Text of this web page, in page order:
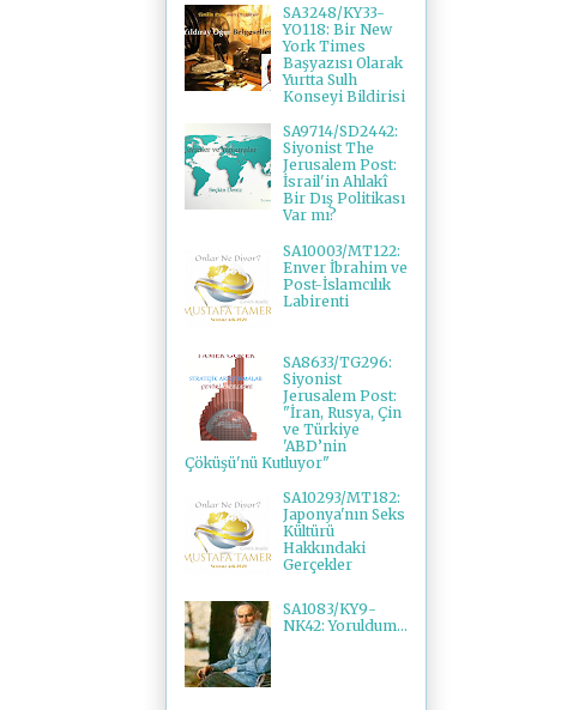
SA3248/KY33-
YO118: Bir New
York Times
Başyazısı Olarak
Yurtta Sulh
Konseyi Bildirisi
SA9714/SD2442:
Siyonist The
Jerusalem Post:
İsrail'in Ahlakî
Bir Dış Politikası
Var mı?
SA10003/MT122:
Enver İbrahim ve
Post-İslamcılık
Labirenti
SA8633/TG296:
Siyonist
Jerusalem Post:
"İran, Rusya, Çin
ve Türkiye
'ABD’nin
Çöküşü'nü Kutluyor"
SA10293/MT182:
Japonya'nın Seks
Kültürü
Hakkındaki
Gerçekler
SA1083/KY9-
NK42: Yoruldum...